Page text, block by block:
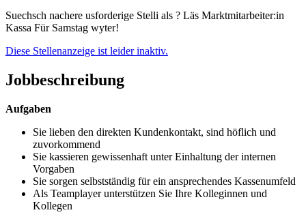
Suechsch nachere usforderige Stelli als ? Läs Marktmitarbeiter:in
Kassa Für Samstag wyter!
Diese Stellenanzeige ist leider inaktiv.
Jobbeschreibung
Aufgaben
Sie lieben den direkten Kundenkontakt, sind höflich und
zuvorkommend
Sie kassieren gewissenhaft unter Einhaltung der internen
Vorgaben
Sie sorgen selbstständig für ein ansprechendes Kassenumfeld
Als Teamplayer unterstützen Sie Ihre Kolleginnen und
Kollegen